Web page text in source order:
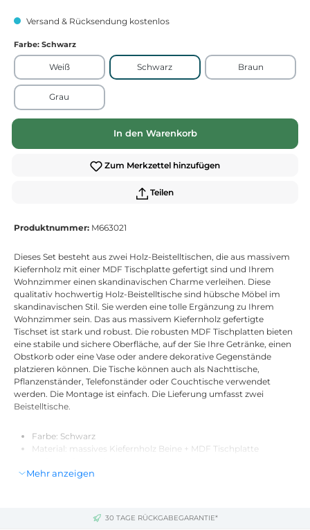
Versand & Rücksendung kostenlos
Farbe: Schwarz
Weiß Schwarz Braun
Grau
In den Warenkorb
Zum Merkzettel hinzufügen
Teilen
Produktnummer: M663021
Dieses Set besteht aus zwei Holz-Beistelltischen, die aus massivem
Kiefernholz mit einer MDF Tischplatte gefertigt sind und Ihrem
Wohnzimmer einen skandinavischen Charme verleihen. Diese
qualitativ hochwertig Holz-Beistelltische sind hübsche Möbel im
skandinavischen Stil. Sie werden eine tolle Ergänzung zu Ihrem
Wohnzimmer sein. Das aus massivem Kiefernholz gefertigte
Tischset ist stark und robust. Die robusten MDF Tischplatten bieten
eine stabile und sichere Oberfläche, auf der Sie Ihre Getränke, einen
Obstkorb oder eine Vase oder andere dekorative Gegenstände
platzieren können. Die Tische können auch als Nachttische,
Pflanzenständer, Telefonständer oder Couchtische verwendet
werden. Die Montage ist einfach. Die Lieferung umfasst zwei
Beistelltische.
Farbe: Schwarz
Material: massives Kiefernholz Beine + MDF Tischplatte
Maße kleiner Tisch: 38 x 40 cm (Durchmesser x H)
Mehr anzeigen
30 TAGE RÜCKGABEGARANTIE*